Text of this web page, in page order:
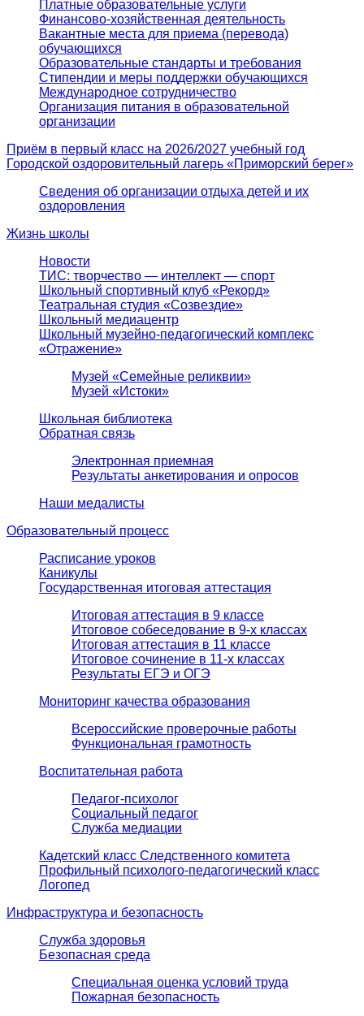
Платные образовательные услуги
Финансово-хозяйственная деятельность
Вакантные места для приема (перевода)
обучающихся
Образовательные стандарты и требования
Стипендии и меры поддержки обучающихся
Международное сотрудничество
Организация питания в образовательной
организации
Приём в первый класс на 2026/2027 учебный год
Городской оздоровительный лагерь «Приморский берег»
Сведения об организации отдыха детей и их
оздоровления
Жизнь школы
Новости
ТИС: творчество — интеллект — спорт
Школьный спортивный клуб «Рекорд»
Театральная студия «Созвездие»
Школьный медиацентр
Школьный музейно-педагогический комплекс
«Отражение»
Музей «Семейные реликвии»
Музей «Истоки»
Школьная библиотека
Обратная связь
Электронная приемная
Результаты анкетирования и опросов
Наши медалисты
Образовательный процесс
Расписание уроков
Каникулы
Государственная итоговая аттестация
Итоговая аттестация в 9 классе
Итоговое собеседование в 9-х классах
Итоговая аттестация в 11 классе
Итоговое сочинение в 11-х классах
Результаты ЕГЭ и ОГЭ
Мониторинг качества образования
Всероссийские проверочные работы
Функциональная грамотность
Воспитательная работа
Педагог-психолог
Социальный педагог
Служба медиации
Кадетский класс Следственного комитета
Профильный психолого-педагогический класс
Логопед
Инфраструктура и безопасность
Служба здоровья
Безопасная среда
Специальная оценка условий труда
Пожарная безопасность